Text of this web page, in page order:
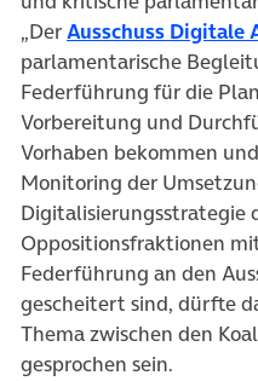
„DerAusschuss Digitale
parlamentarische
Federführung für die
Vorbereitung und
Vorhaben bekommen
Monitoring der
Digitalisierungsstrategie
Oppositionsfraktionen
Federführung an den
gescheitert sind, dürfte
Thema zwischen den
gesprochen sein.